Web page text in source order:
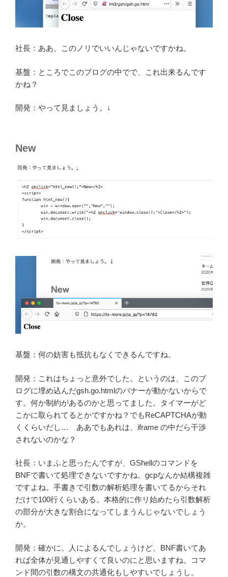
社長：ああ、このノリでいいんじゃないですかね。
基盤：ところでこのブログの中でで、これ出来るんです
かね？
開発：やって見ましょう。↓
New
基盤：何の妨害も抵抗もなくできるんですね。
開発：これはちょっと意外でした。というのは、このブ
ログに埋め込んだgsh.go.htmlのバナーが動かないからで
す。何か制約があるのかと思ってました。タイマーがど
こかに取られてるとかですかね？でもReCAPTCHAが動
くくらいだし… ああでもあれは、iframe の中だら干渉
されないのかな？
社長：いまふと思ったんですが、GShellのコマンドを
BNFで書いて処理できないですかね。gcpなんか結構複雑
ですよね。手書きで引数の解析処理を書いてるからそれ
だけで100行くらいある。本格的に作リ始めたら引数解析
の部分が大きな割合になってしまうんじゃないでしょう
か。
開発：確かに。人によるんでしょうけど、BNF書いてあ
れば全体が見通しやすくて良いのにと思いますね。コマ
ンド間の引数の構文の共通化もしやすいでしょうし。